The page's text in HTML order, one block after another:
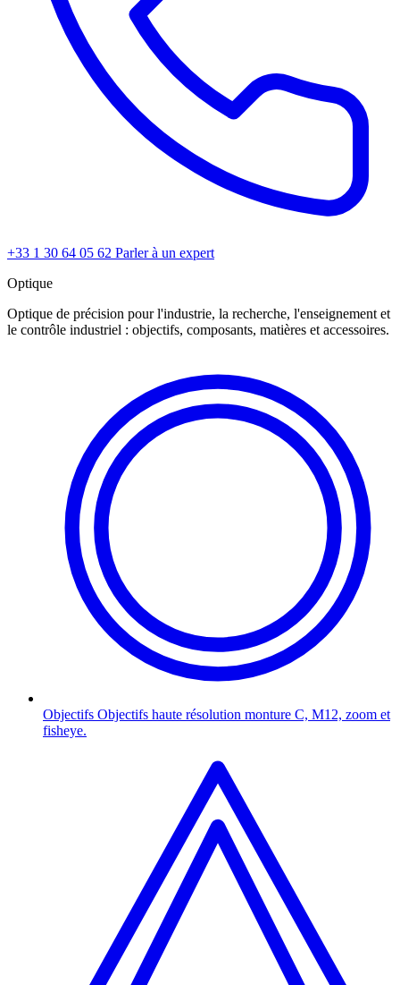
+33 1 30 64 05 62 Parler à un expert
Optique
Optique de précision pour l'industrie, la recherche, l'enseignement et
le contrôle industriel : objectifs, composants, matières et accessoires.
Objectifs Objectifs haute résolution monture C, M12, zoom et
fisheye.